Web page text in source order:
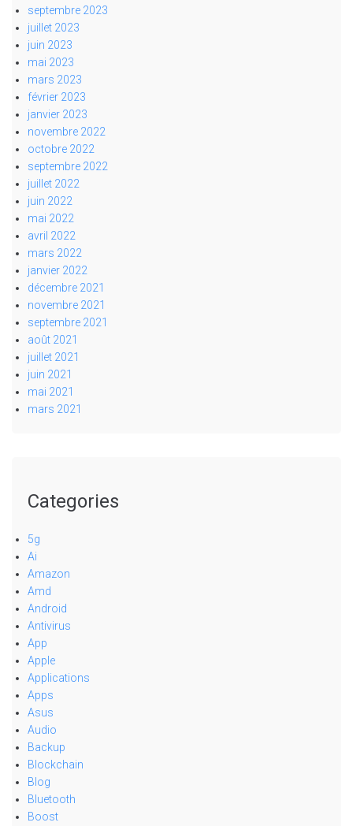
septembre 2023
juillet 2023
juin 2023
mai 2023
mars 2023
février 2023
janvier 2023
novembre 2022
octobre 2022
septembre 2022
juillet 2022
juin 2022
mai 2022
avril 2022
mars 2022
janvier 2022
décembre 2021
novembre 2021
septembre 2021
août 2021
juillet 2021
juin 2021
mai 2021
mars 2021
Categories
5g
Ai
Amazon
Amd
Android
Antivirus
App
Apple
Applications
Apps
Asus
Audio
Backup
Blockchain
Blog
Bluetooth
Boost